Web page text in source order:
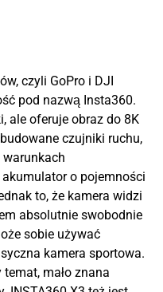
czyli GoPro i DJI
pod nazwą Insta360.
ale oferuje obraz do 8K
czujniki ruchu,
o pojemności
to, że kamera widzi
absolutnie swobodnie
sobie używać
kamera sportowa.
mało znana